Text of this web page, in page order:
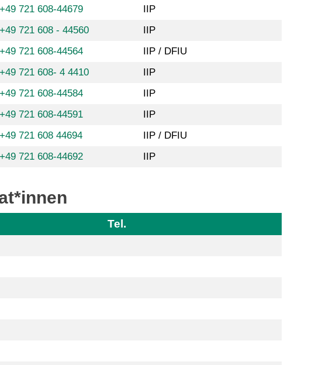
+49 721 608-44679
IIP
+49 721 608 - 44560
IIP
+49 721 608-44564
IIP / DFIU
+49 721 608- 4 4410
IIP
+49 721 608-44584
IIP
+49 721 608-44591
IIP
+49 721 608 44694
IIP / DFIU
+49 721 608-44692 IIP
Tel.